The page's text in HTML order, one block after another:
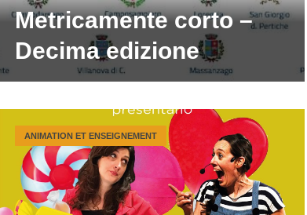
Metricamente corto –
Decima edizione
ANIMATION ET ENSEIGNEMENT